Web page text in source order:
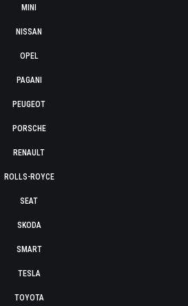
MINI
NISSAN
OPEL
PAGANI
PEUGEOT
PORSCHE
RENAULT
ROLLS-ROYCE
SEAT
SKODA
SMART
TESLA
TOYOTA